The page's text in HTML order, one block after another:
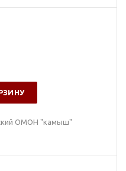
ОМОН "камыш"